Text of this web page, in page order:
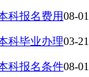
科报名费用08-01
科毕业办理03-21
科报名条件08-01